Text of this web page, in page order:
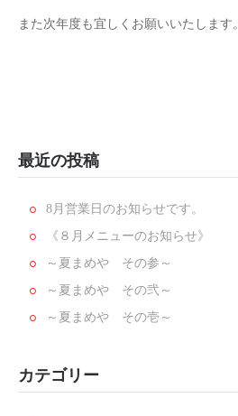
また次年度も宜しくお願いいたします。
最近の投稿
8月営業日のお知らせです。
《８月メニューのお知らせ》
～夏まめや その参～
～夏まめや その弐～
～夏まめや その壱～
カテゴリー